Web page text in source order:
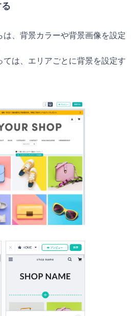
は、背景カラーや背景画像を設定
は、エリアごとに背景を設定す